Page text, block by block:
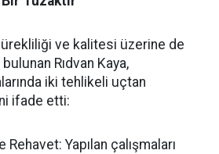
ve kalitesi üzerine de
Rıdvan Kaya,
iki tehlikeli uçtan
ifade etti:
Yapılan çalışmaları